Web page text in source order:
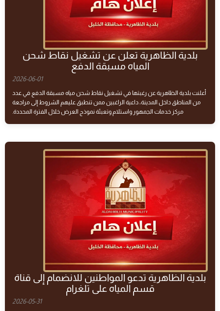
بلدية الظاهرية تعلن عن تشغيل نقاط شحن
المياه مسبقة الدفع
2026-06-01
أعلنت بلدية الظاهرية عن رغبتها في تشغيل نقاط شحن مياه مسبقة الدفع في عدد
من المناطق داخل المدينة، داعية الراغبين ممن تنطبق عليهم الشروط إلى مراجعة
مركز خدمات الجمهور واستلام وتعبئة نموذج العرض خلال الفترة المحددة.
بلدية الظاهرية تدعو المواطنين للانضمام إلى قناة
قسم المياه على تلغرام
2026-05-31